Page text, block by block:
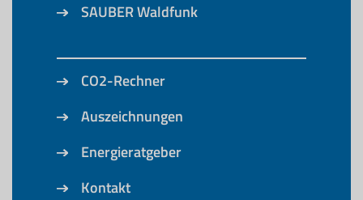
SAUBER Waldfunk
CO2-Rechner
Auszeichnungen
Energieratgeber
Kontakt